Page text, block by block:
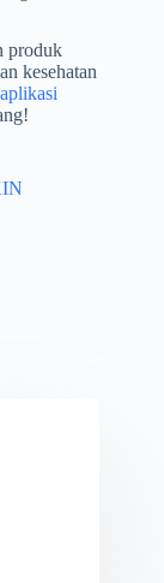
produk
kesehatan